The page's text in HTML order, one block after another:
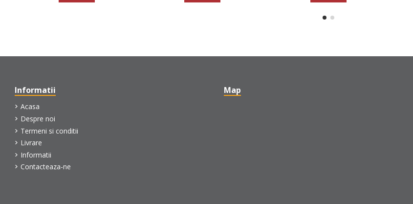
Informatii
Acasa
Despre noi
Termeni si conditii
Livrare
Informatii
Contacteaza-ne
Map